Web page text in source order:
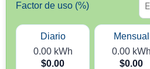
Factor de uso (%)
Diario
0.00kWh
$0.00
Mensual
0.00kWh
$0.00